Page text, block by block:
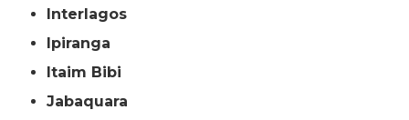
Interlagos
Ipiranga
Itaim Bibi
Jabaquara